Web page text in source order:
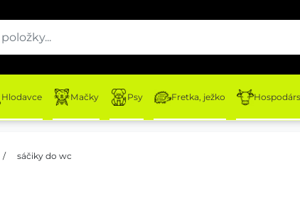
Hlodavce Mačky Psy Fretka, ježko
/ sáčiky do wc